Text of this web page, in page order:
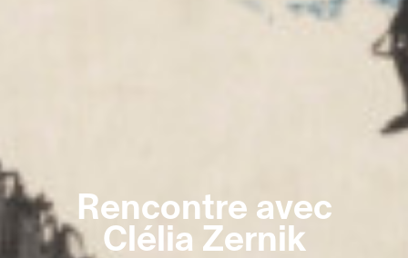
Rencontre avec
Clélia Zernik